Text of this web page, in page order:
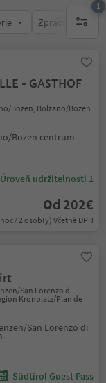
Zpracovává
1
1
- GASTHOF
Bozen, Bolzano/Bozen
Bozen centrum
Úroveň udržitelnosti 1
Od 202€
/ 2 osob(y) Včetně DPH
San Lorenzo di
Kronplatz/Plan de
San Lorenzo di
Südtirol Guest Pass